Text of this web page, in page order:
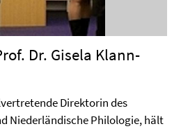
Dr. Gisela Klann-
Direktorin des
Niederländische Philologie, hält